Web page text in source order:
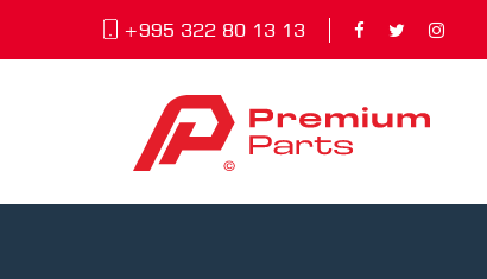
+995 322 80 13 13